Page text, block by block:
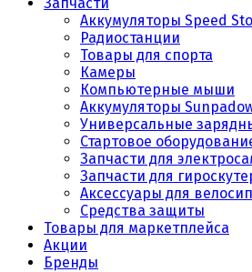
Аккумуляторы Speed
Радиостанции
Товары для спорта
Камеры
Компьютерные мыши
Аккумуляторы
Универсальные
Стартовое
Запчасти для
Запчасти для
Аксессуары для
Средства защиты
Товары для маркетплейса
Акции
Бренды